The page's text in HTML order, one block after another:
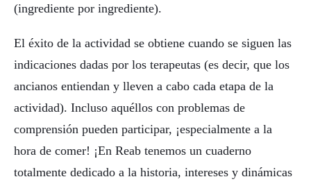
(ingrediente por ingrediente).
El éxito de la actividad se obtiene cuando se siguen las
indicaciones dadas por los terapeutas (es decir, que los
ancianos entiendan y lleven a cabo cada etapa de la
actividad). Incluso aquéllos con problemas de
comprensión pueden participar, ¡especialmente a la
hora de comer! ¡En Reab tenemos un cuaderno
totalmente dedicado a la historia, intereses y dinámicas